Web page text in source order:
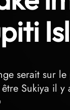
serait sur
Sukiya il